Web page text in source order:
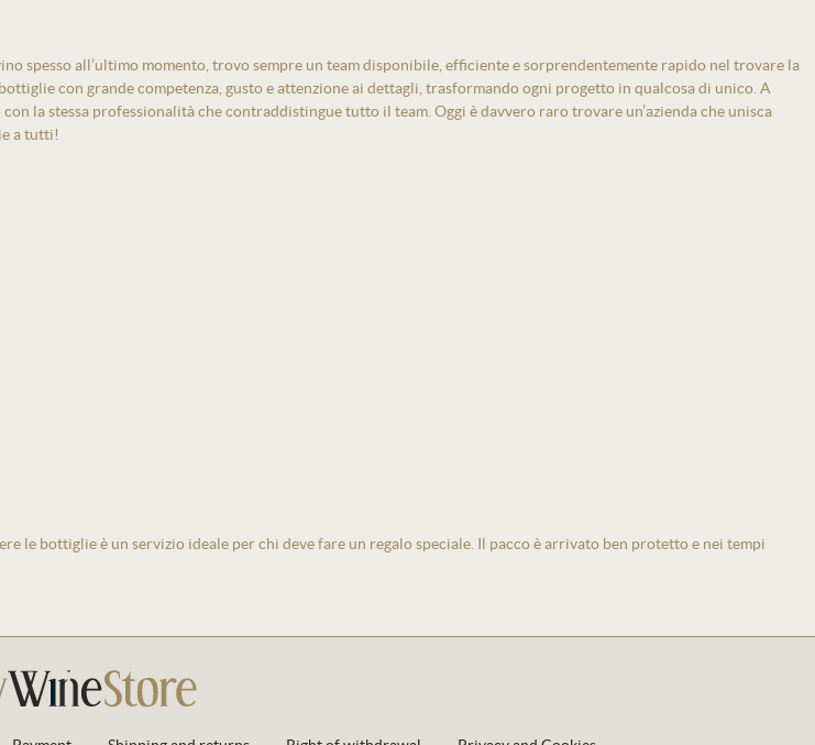
spesso all’ultimo momento, trovo sempre un team disponibile, efficiente e sorprendentemente rapido nel trovare la
con grande competenza, gusto e attenzione ai dettagli, trasformando ogni progetto in qualcosa di unico. A
la stessa professionalità che contraddistingue tutto il team. Oggi è davvero raro trovare un’azienda che unisca
a tutti!
bottiglie è un servizio ideale per chi deve fare un regalo speciale. Il pacco è arrivato ben protetto e nei tempi